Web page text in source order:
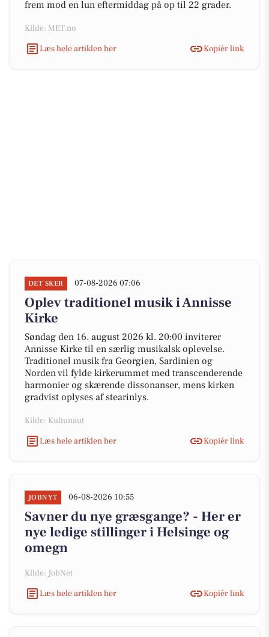
frem mod en lun eftermiddag på op til 22 grader.
Kilde: MET.no
Læs hele artiklen her
Kopiér link
DET SKER 07-08-2026 07:06
Oplev traditionel musik i Annisse
Kirke
Søndag den 16. august 2026 kl. 20:00 inviterer
Annisse Kirke til en særlig musikalsk oplevelse.
Traditionel musik fra Georgien, Sardinien og
Norden vil fylde kirkerummet med transcenderende
harmonier og skærende dissonanser, mens kirken
gradvist oplyses af stearinlys.
Kilde: Kultunaut
Læs hele artiklen her
Kopiér link
JOBNYT 06-08-2026 10:55
Savner du nye græsgange? - Her er
nye ledige stillinger i Helsinge og
omegn
Kilde: JobNet
Læs hele artiklen her
Kopiér link